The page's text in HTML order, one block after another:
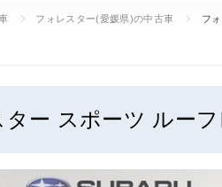
フォレスター(愛媛県)の中古車 フ
ー スポーツ ルー